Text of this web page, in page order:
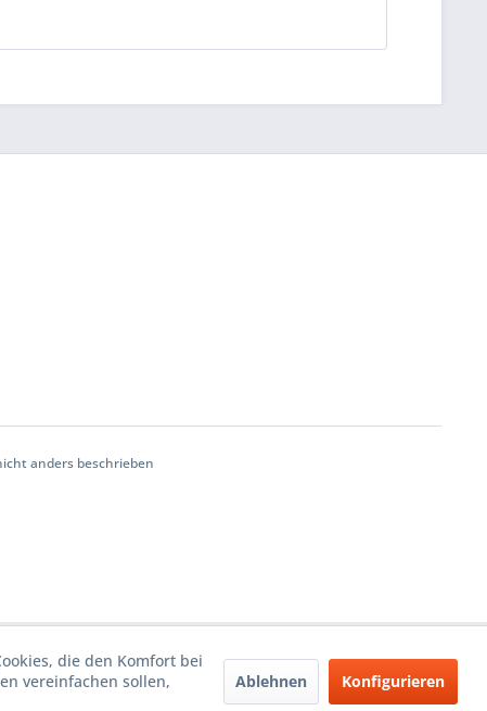
anders beschrieben
die den Komfort bei
vereinfachen sollen,
Ablehnen Konfigurieren